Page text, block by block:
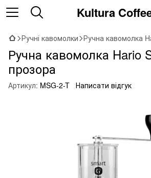
Kultura
Ручні кавомолки Ручна кавомолка
Ручна кавомолка Hario
прозора
Артикул: MSG-2-T Написати відгук